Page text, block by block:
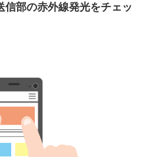
信部の赤外線発光をチェッ